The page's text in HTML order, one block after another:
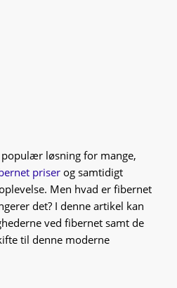
løsning for mange,
priserog samtidigt
Men hvad er fibernet
det? I denne artikel kan
ved fibernet samt de
til denne moderne